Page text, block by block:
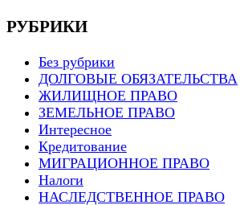
РУБРИКИ
Без рубрики
ДОЛГОВЫЕ ОБЯЗАТЕЛЬСТВА
ЖИЛИЩНОЕ ПРАВО
ЗЕМЕЛЬНОЕ ПРАВО
Интересное
Кредитование
МИГРАЦИОННОЕ ПРАВО
Налоги
НАСЛЕДСТВЕННОЕ ПРАВО